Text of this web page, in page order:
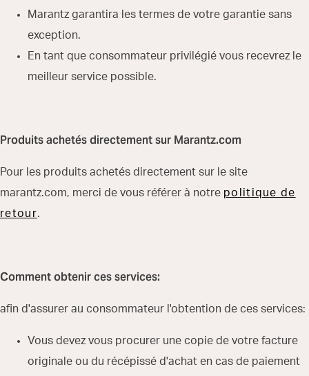
Marantz garantira les termes de votre garantie sans
exception.
En tant que consommateur privilégié vous recevrez le
meilleur service possible.
Produits achetés directement sur Marantz.com
Pour les produits achetés directement sur le site
marantz.com, merci de vous référer à notre politique de
retour.
Comment obtenir ces services:
afin d'assurer au consommateur l'obtention de ces services:
Vous devez vous procurer une copie de votre facture
originale ou du récépissé d'achat en cas de paiement